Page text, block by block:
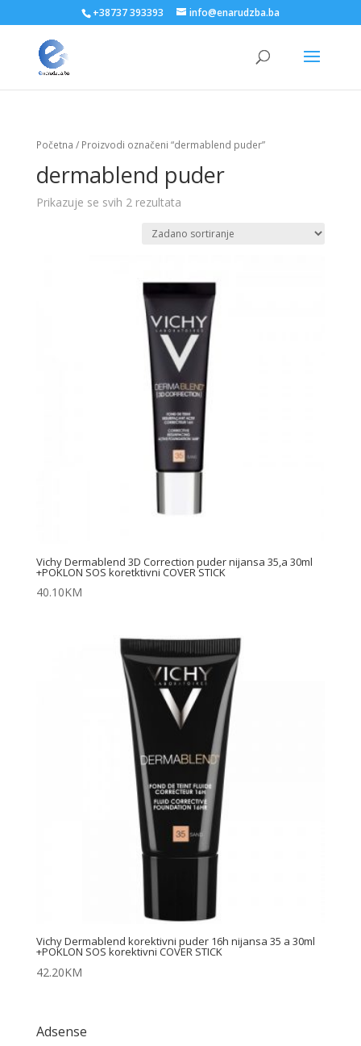
+38737 393393 info@enarudzba.ba
Početna / Proizvodi označeni “dermablend puder”
dermablend puder
Prikazuje se svih 2 rezultata
Vichy Dermablend 3D Correction puder nijansa 35,a 30ml
+POKLON SOS koretktivni COVER STICK
40.10KM
Vichy Dermablend korektivni puder 16h nijansa 35 a 30ml
+POKLON SOS korektivni COVER STICK
42.20KM
Adsense